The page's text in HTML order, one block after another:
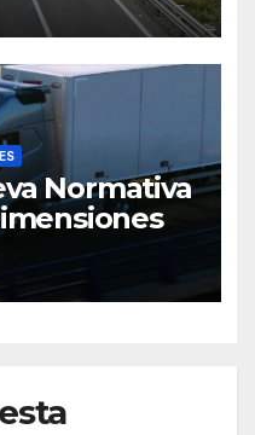
de
a la
de
en el
de 30.000
Normativa